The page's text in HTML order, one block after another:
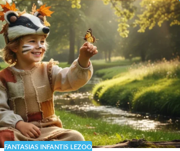
FANTASIAS INFANTIS LEZOO